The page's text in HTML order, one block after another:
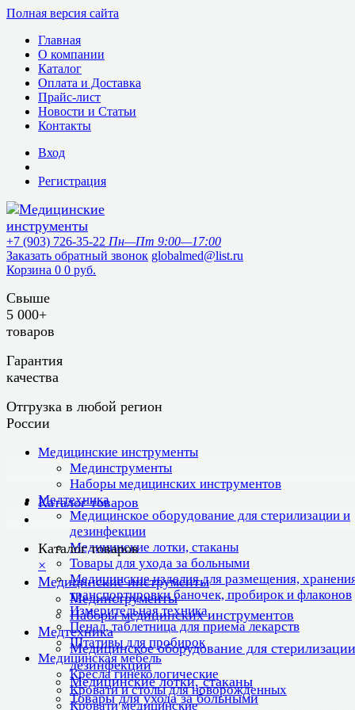
Полная версия сайта
Главная
О компании
Каталог
Оплата и Доставка
Прайс-лист
Новости и Статьи
Контакты
Вход
Регистрация
+7 (903) 726-35-22 Пн—Пт 9:00—17:00
Заказать обратный звонок globalmed@list.ru
Корзина 0 0 руб.
Свыше
5 000+
товаров
Гарантия
качества
Отгрузка в любой регион
России
Медицинские инструменты
Мединструменты
Наборы медицинских инструментов
Медтехника
Медицинское оборудование для стерилизации и
дезинфекции
Медицинские лотки, стаканы
Товары для ухода за больными
Медицинские изделия для размещения,
транспортировки баночек, пробирок и флаконов
Измерительная техника
Пенал, таблетница для приема лекарств
Штативы для пробирок
Медицинская мебель
Кресла гинекологические
Кровати и столы для новорожденных
Кровати медицинские
Каталог товаров
Каталог товаров
×
Медицинские инструменты
Мединструменты
Наборы медицинских инструментов
Медтехника
Медицинское оборудование для
дезинфекции
Медицинские лотки, стаканы
Товары для ухода за больными